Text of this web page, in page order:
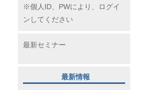
※個人ID、PWにより、ログイ
ンしてください
最新セミナー
最新情報